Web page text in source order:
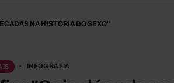
NA HISTÓRIA DO SEXO"
INFOGRAFIA